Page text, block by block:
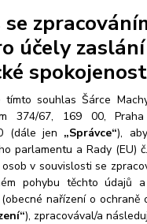
účely
tímto souhlas Šárce
374/67, 169 00,
(dále jen „Správce“),
parlamentu a Rady (EU)
v souvislosti se
pohybu těchto údajů
nařízení o ochraně
), zpracovával/a